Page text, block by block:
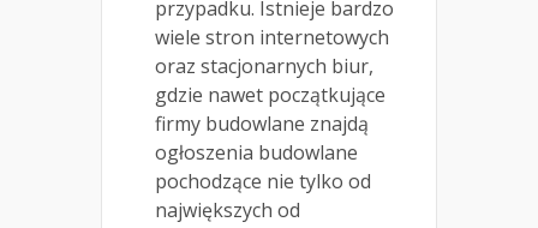
przypadku. Istnieje bardzo
wiele stron internetowych
oraz stacjonarnych biur,
gdzie nawet początkujące
firmy budowlane znajdą
ogłoszenia budowlane
pochodzące nie tylko od
największych od